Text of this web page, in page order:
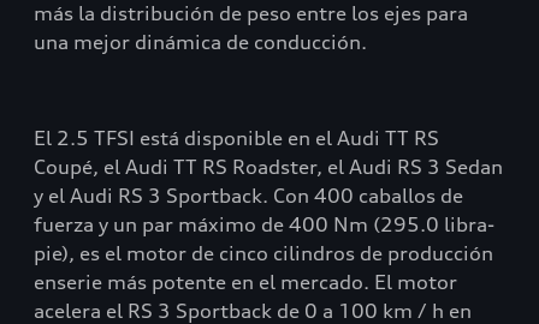
más la distribución de peso entre los ejes para
una mejor dinámica de conducción.
El 2.5 TFSI está disponible en el Audi TT RS
Coupé, el Audi TT RS Roadster, el Audi RS 3 Sedan
y el Audi RS 3 Sportback. Con 400 caballos de
fuerza y un par máximo de 400 Nm (295.0 libra-
pie), es el motor de cinco cilindros de producción
enserie más potente en el mercado. El motor
acelera el RS 3 Sportback de 0 a 100 km / h en